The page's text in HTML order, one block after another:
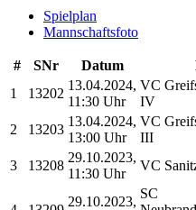
Spielplan
Mannschaftsfoto
# SNr Datum
1
13202
13.04.2024,
11:30 Uhr
VC
IV
2 13203
13.04.2024,
13:00 Uhr
VC
III
3 13208
29.10.2023,
11:30 Uhr
VC
29.10.2023,
SC